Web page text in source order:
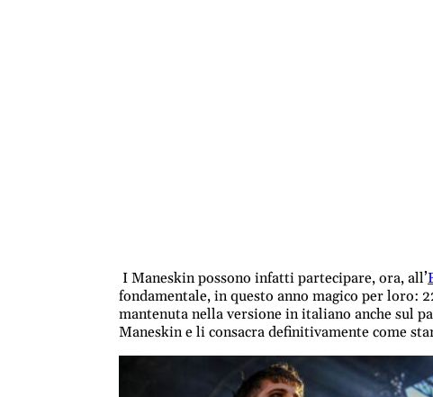
I Maneskin possono infatti partecipare, ora, all’
fondamentale, in questo anno magico per loro:
mantenuta nella versione in italiano anche sul
Maneskin e li consacra definitivamente come